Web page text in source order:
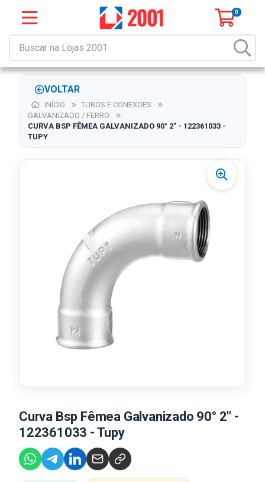
0
VOLTAR
INÍCIO
TUBOS E CONEXOES
GALVANIZADO / FERRO
CURVA BSP FÊMEA GALVANIZADO 90° 2" - 122361033 -
TUPY
Curva Bsp Fêmea Galvanizado 90° 2" -
122361033 - Tupy